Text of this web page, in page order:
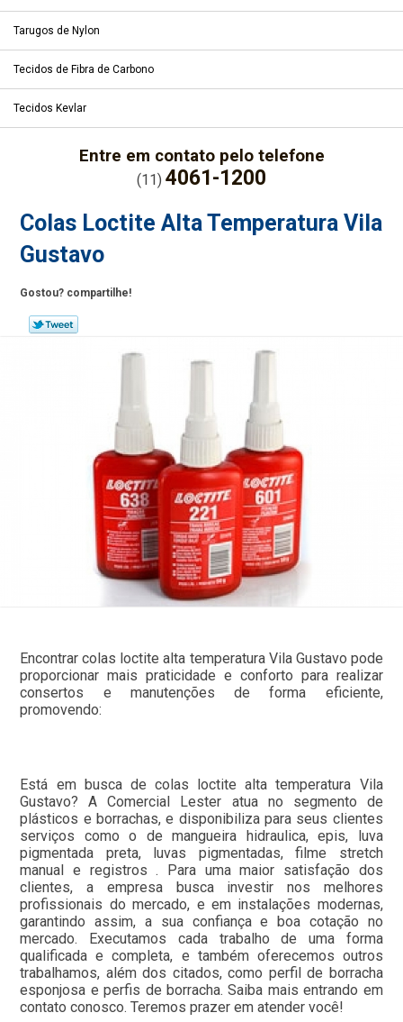
Tarugos de Nylon
Tecidos de Fibra de Carbono
Tecidos Kevlar
Entre em contato pelo telefone
(11) 4061-1200
Colas Loctite Alta Temperatura Vila
Gustavo
Gostou? compartilhe!
Encontrar colas loctite alta temperatura Vila Gustavo pode
proporcionar mais praticidade e conforto para realizar
consertos e manutenções de forma eficiente,
promovendo:
Está em busca de colas loctite alta temperatura Vila
Gustavo? A Comercial Lester atua no segmento de
plásticos e borrachas, e disponibiliza para seus clientes
serviços como o de mangueira hidraulica, epis, luva
pigmentada preta, luvas pigmentadas, filme stretch
manual e registros . Para uma maior satisfação dos
clientes, a empresa busca investir nos melhores
profissionais do mercado, e em instalações modernas,
garantindo assim, a sua confiança e boa cotação no
mercado. Executamos cada trabalho de uma forma
qualificada e completa, e também oferecemos outros
trabalhamos, além dos citados, como perfil de borracha
esponjosa e perfis de borracha. Saiba mais entrando em
contato conosco. Teremos prazer em atender você!